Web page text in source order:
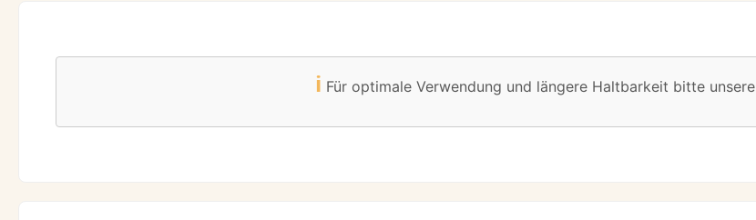
ℹ️ Für optimale Verwendung und längere Haltbarkeit bitte unsere